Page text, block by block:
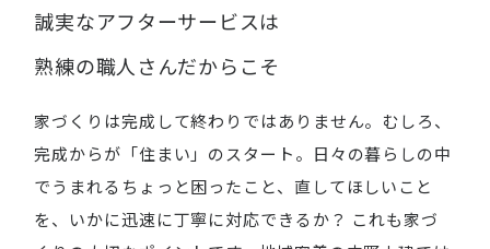
誠実なアフターサービスは
熟練の職人さんだからこそ
家づくりは完成して終わりではありません。むしろ、
完成からが「住まい」のスタート。日々の暮らしの中
でうまれるちょっと困ったこと、直してほしいこと
を、いかに迅速に丁寧に対応できるか？ これも家づ